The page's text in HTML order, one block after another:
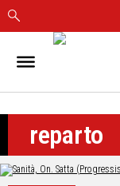
IN
CAGLIARI
SASSARI
NUORO
ORISTANO
reparto